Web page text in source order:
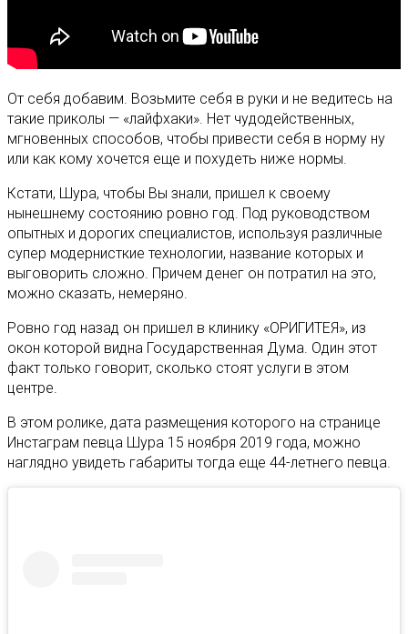
От себя добавим. Возьмите себя в руки и не ведитесь на
такие приколы — «лайфхаки». Нет чудодейственных,
мгновенных способов, чтобы привести себя в норму ну
или как кому хочется еще и похудеть ниже нормы.
Кстати, Шура, чтобы Вы знали, пришел к своему
нынешнему состоянию ровно год. Под руководством
опытных и дорогих специалистов, используя различные
супер модернисткие технологии, название которых и
выговорить сложно. Причем денег он потратил на это,
можно сказать, немеряно.
Ровно год назад он пришел в клинику «ОРИГИТЕЯ», из
окон которой видна Государственная Дума. Один этот
факт только говорит, сколько стоят услуги в этом
центре.
В этом ролике, дата размещения которого на странице
Инстаграм певца Шура 15 ноября 2019 года, можно
наглядно увидеть габариты тогда еще 44-летнего певца.